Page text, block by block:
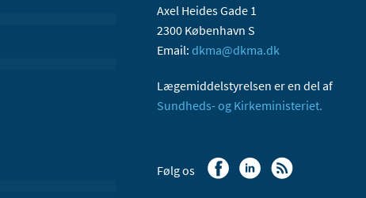
Axel Heides Gade 1
2300 København S
Email: dkma@dkma.dk
Lægemiddelstyrelsen er en del af
Sundheds- og Kirkeministeriet.
Følg os